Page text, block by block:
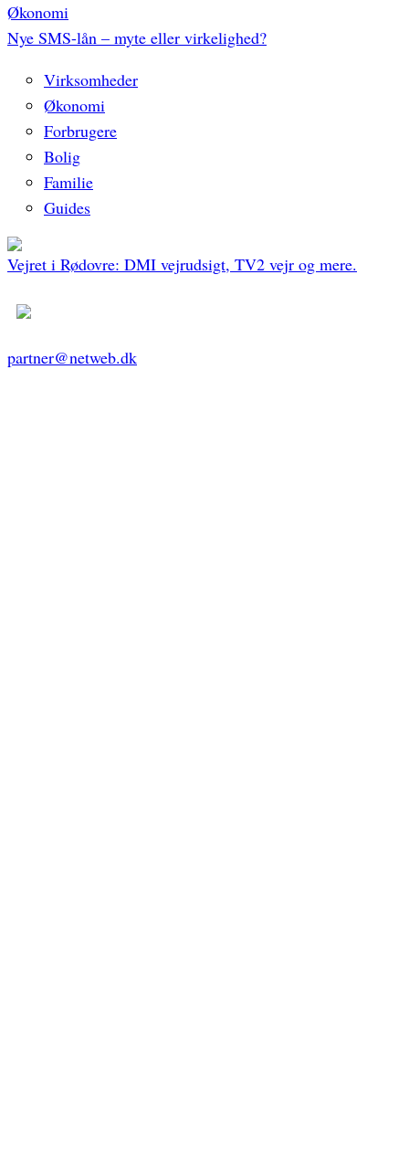
Økonomi
Nye SMS-lån – myte eller virkelighed?
Virksomheder
Økonomi
Forbrugere
Bolig
Familie
Guides
Vejret i Rødovre: DMI vejrudsigt, TV2 vejr og mere.
partner@netweb.dk